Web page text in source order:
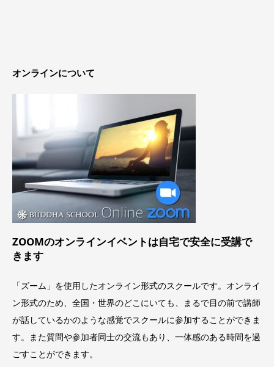
オンラインについて
ZOOMのオンラインイベントは自宅で安全に受講で
きます
「ズーム」を使用したオンライン形式のスクールです。オンライ
ン形式のため、全国・世界のどこにいても、まるで目の前で講師
が話しているかのような感覚でスクールに参加することができま
す。また質問や参加者同士の交流もあり、一体感のある時間を過
ごすことができます。